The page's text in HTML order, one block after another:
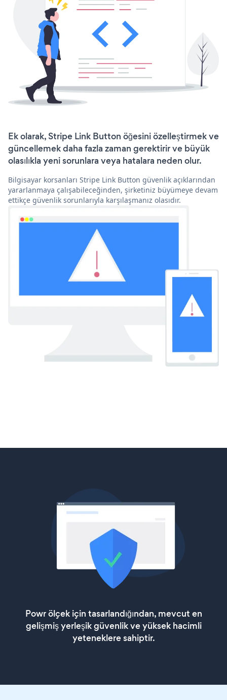
Ek olarak, Stripe Link Button öğesini özelleştirmek ve
güncellemek daha fazla zaman gerektirir ve büyük
olasılıkla yeni sorunlara veya hatalara neden olur.
Bilgisayar korsanları Stripe Link Button güvenlik açıklarından
yararlanmaya çalışabileceğinden, şirketiniz büyümeye devam
ettikçe güvenlik sorunlarıyla karşılaşmanız olasıdır.
Powr ölçek için tasarlandığından, mevcut en
gelişmiş yerleşik güvenlik ve yüksek hacimli
yeteneklere sahiptir.